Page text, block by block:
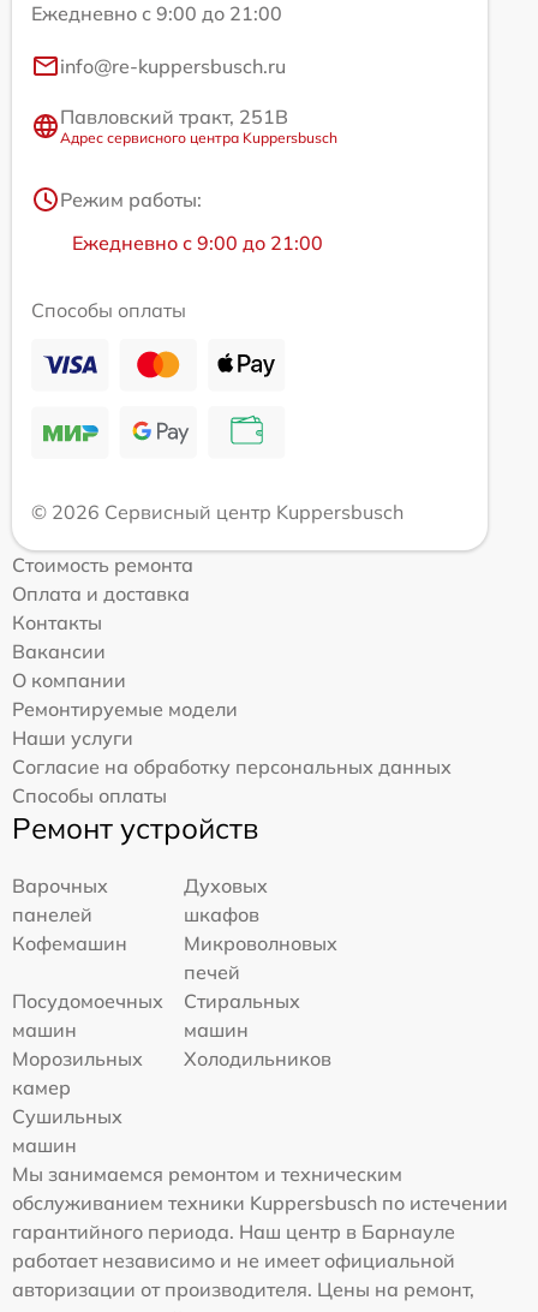
Ежедневно с 9:00 до 21:00
info@re-kuppersbusch.ru
Павловский тракт, 251В
Адрес сервисного центра Kuppersbusch
Режим работы:
Ежедневно с 9:00 до 21:00
Способы оплаты
© 2026 Сервисный центр Kuppersbusch
Стоимость ремонта
Оплата и доставка
Контакты
Вакансии
О компании
Ремонтируемые модели
Наши услуги
Согласие на обработку персональных данных
Способы оплаты
Ремонт устройств
Варочных
панелей
Духовых
шкафов
Кофемашин
Микроволновых
печей
Посудомоечных
машин
Стиральных
машин
Морозильных
камер
Холодильников
Сушильных
машин
Мы занимаемся ремонтом и техническим
обслуживанием техники Kuppersbusch по истечении
гарантийного периода. Наш центр в Барнауле
работает независимо и не имеет официальной
авторизации от производителя. Цены на ремонт,